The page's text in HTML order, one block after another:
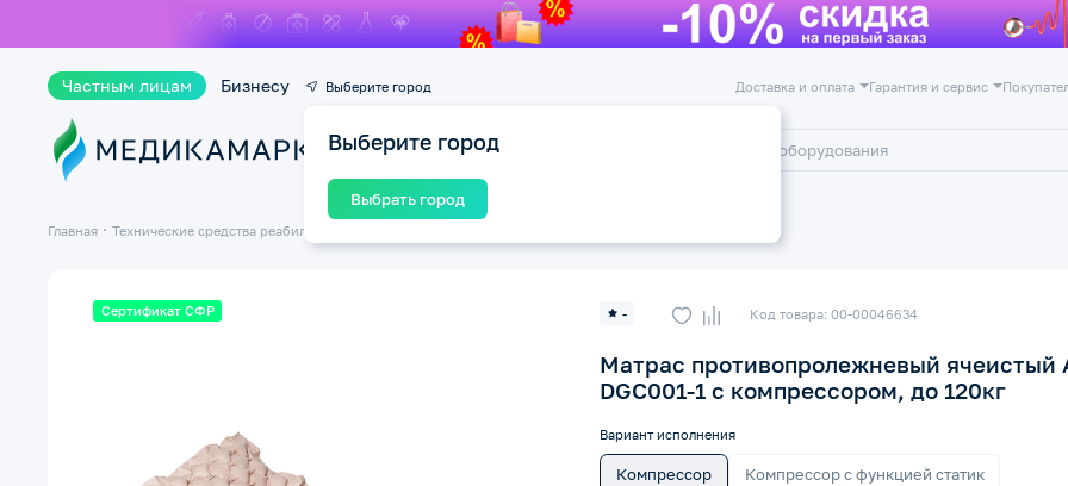
Частным лицам Бизнесу Выберите город
Выберите город
Выбрать город
Доставка и оплата Гарантия и сервис
Каталог
Главная Технические средства реабилитации ТСР
Сертификат СФР - Код товара: 00-00046634
Матрас противопролежневый ячеистый
DGC001-1 с компрессором, до 120кг
Вариант исполнения
Компрессор Компрессор с функцией статик